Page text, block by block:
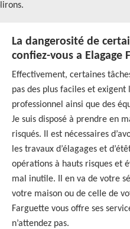
La dangerosité de
confiez-vous a Elagage
Effectivement, certaines
pas des plus faciles et exigent
professionnel ainsi que des
Je suis disposé à prendre en
risqués. Il est nécessaires
les travaux d’élagages et
opérations à hauts risques et
mal inutile. Il en va de votre
votre maison ou de celle de
Farguette vous offre ses
n’attendez pas.